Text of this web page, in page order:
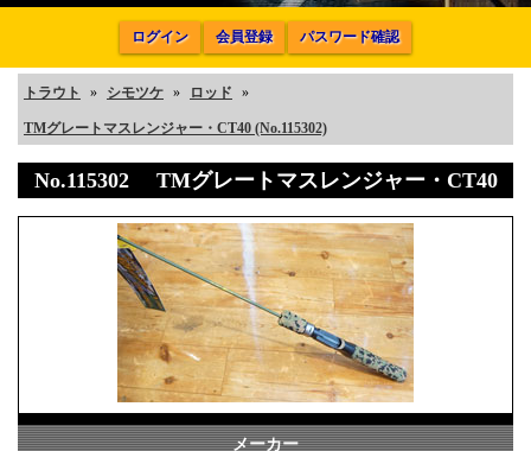
ログイン 会員登録 パスワード確認
トラウト » シモツケ » ロッド »
TMグレートマスレンジャー・CT40 (No.115302)
No.115302 TMグレートマスレンジャー・CT40
メーカー